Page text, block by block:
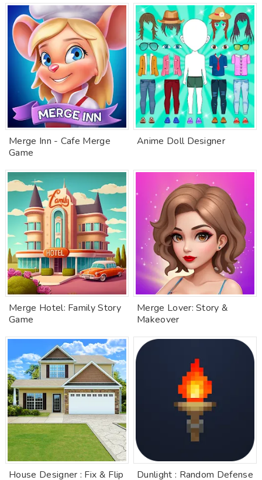
Merge Inn - Cafe Merge
Game
Anime Doll Designer
Merge Hotel: Family Story
Game
Merge Lover: Story &
Makeover
House Designer : Fix & Flip Dunlight : Random Defense